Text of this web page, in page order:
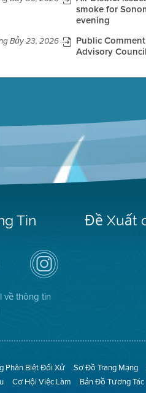
smoke for
evening
Bảy 23, 2026
Public
Advisory
Tin
Air
District
on
Instagram
về thông tin
Đề Xuất
Phân Biệt Đối Xử Sơ Đồ Trang Mạng
Cơ Hội Việc Làm Bản Đồ Tương Tác